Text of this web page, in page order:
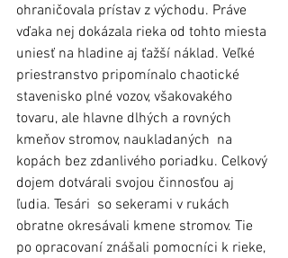
ohraničovala prístav z východu. Práve
vďaka nej dokázala rieka od tohto miesta
uniesť na hladine aj ťažší náklad. Veľké
priestranstvo pripomínalo chaotické
stavenisko plné vozov, všakovakého
tovaru, ale hlavne dlhých a rovných
kmeňov stromov, naukladaných  na
kopách bez zdanlivého poriadku. Celkový
dojem dotvárali svojou činnosťou aj
ľudia. Tesári  so sekerami v rukách
obratne okresávali kmene stromov. Tie
po opracovaní znášali pomocníci k rieke,